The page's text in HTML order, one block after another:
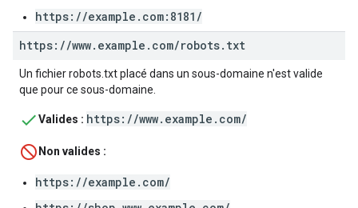
https://example.com:8181/
https: //www. example . com/robots. txt
Un fichier robots.txt placé dans un sous-domaine n'est valide
que pour ce sous-domaine.
Valides : https://www.example.com/
Non valides :
https://example.com/